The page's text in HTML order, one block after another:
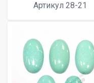
Артикул 28-21